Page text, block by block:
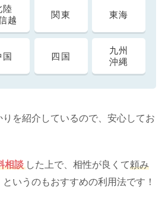
陸
越
関東 東海
国 四国
九州
沖縄
を紹介しているので、安心してお
相談 した上で、相性が良くて頼み
というのもおすすめの利用法です！